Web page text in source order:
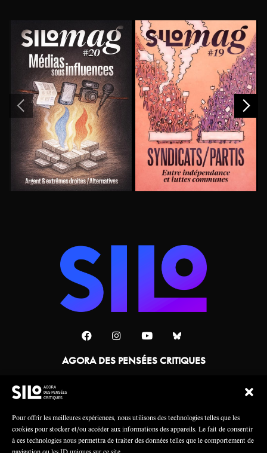
Pour offrir les meilleures expériences, nous utilisons des technologies telles que les
cookies pour stocker et/ou accéder aux informations des appareils. Le fait de consentir
à ces technologies nous permettra de traiter des données telles que le comportement de
AGORA DES PENSÉES CRITIQUES